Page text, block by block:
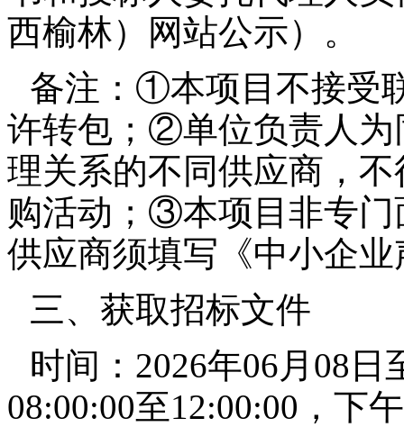
西榆林）网站公示）。
备注：①本项目不接受
许转包；②单位负责人为
理关系的不同供应商，
购活动；③本项目非专门
供应商须填写《中小企
三、获取招标文件
时间：2026年06月08日
08:00:00至12:00:00，下